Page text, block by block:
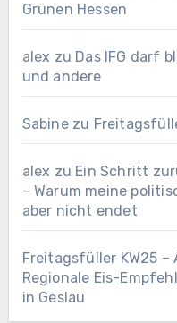
Grünen Hessen
alex zu Das IFG darf
und andere
Sabinezu
alex zu Ein Schritt
– Warum meine
aber nicht endet
Freitagsfüller KW25 –
Regionale Eis-
in Geslau